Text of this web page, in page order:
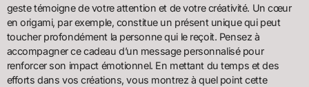
geste témoigne de votre attention et de votre créativité. Un cœur
en origami, par exemple, constitue un présent unique qui peut
toucher profondément la personne qui le reçoit. Pensez à
accompagner ce cadeau d’un message personnalisé pour
renforcer son impact émotionnel. En mettant du temps et des
efforts dans vos créations, vous montrez à quel point cette